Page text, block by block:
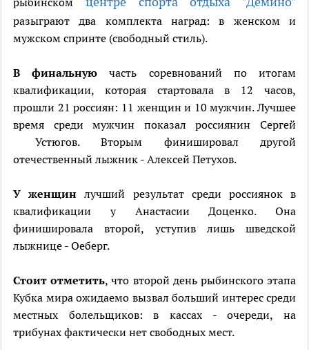
разыграют два комплекта наград: в женском и
мужском спринте (свободный стиль).
В финальную часть соревнований по итогам
квалификации, которая стартовала в 12 часов,
прошли 21 россиян: 11 женщин и 10 мужчин. Лучшее
время среди мужчин показал россиянин Сергей
Устюгов. Вторым финишировал другой
отечественный лыжник - Алексей Петухов.
У женщин лучший результат среди россиянок в
квалификации у Анастасии Доценко. Она
финишировала второй, уступив лишь шведской
лыжнице - Оеберг.
Стоит отметить, что второй день рыбинского этапа
Кубка мира ожидаемо вызвал больший интерес среди
местных болельщиков: в кассах - очереди, на
трибунах фактически нет свободных мест.